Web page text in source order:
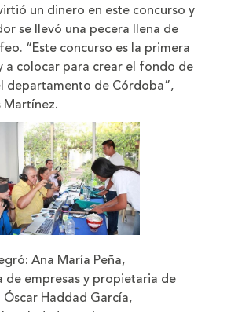
un dinero en este concurso y
se llevó una pecera llena de
“Este concurso es la primera
a colocar para crear el fondo de
departamento de Córdoba”,
Martínez.
Ana María Peña,
de empresas y propietaria de
Haddad García,